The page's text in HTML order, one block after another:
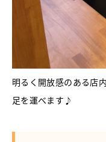
明るく開放感のある店
足を運べます♪